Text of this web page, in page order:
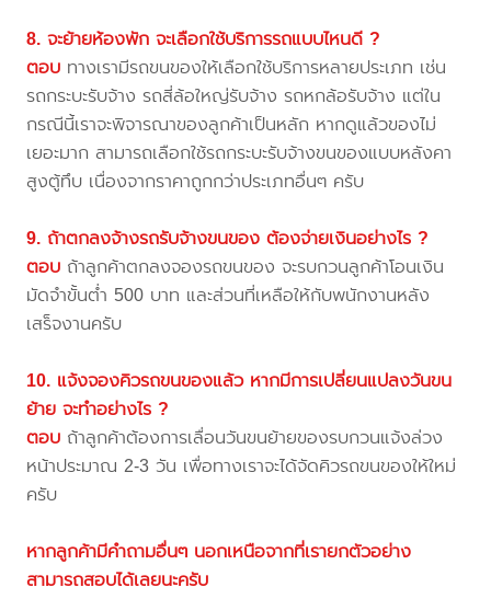
8. จะย้ายห้องพัก จะเลือกใช้บริการรถแบบไหนดี ?
ตอบ ทางเรามีรถขนของให้เลือกใช้บริการหลายประเภท เช่น
รถกระบะรับจ้าง รถสี่ล้อใหญ่รับจ้าง รถหกล้อรับจ้าง แต่ใน
กรณีนี้เราจะพิจารณาของลูกค้าเป็นหลัก หากดูแล้วของไม่
เยอะมาก สามารถเลือกใช้รถกระบะรับจ้างขนของแบบหลังคา
สูงตู้ทึบ เนื่องจากราคาถูกกว่าประเภทอื่นๆ ครับ
9. ถ้าตกลงจ้างรถรับจ้างขนของ ต้องจ่ายเงินอย่างไร ?
ตอบ ถ้าลูกค้าตกลงจองรถขนของ จะรบกวนลูกค้าโอนเงิน
มัดจำขั้นต่ำ 500 บาท และส่วนที่เหลือให้กับพนักงานหลัง
เสร็จงานครับ
10. แจ้งจองคิวรถขนของแล้ว หากมีการเปลี่ยนแปลงวันขน
ย้าย จะทำอย่างไร ?
ตอบ ถ้าลูกค้าต้องการเลื่อนวันขนย้ายของรบกวนแจ้งล่วง
หน้าประมาณ 2-3 วัน เพื่อทางเราจะได้จัดคิวรถขนของให้ใหม่
ครับ
หากลูกค้ามีคำถามอื่นๆ นอกเหนือจากที่เรายกตัวอย่าง
สามารถสอบได้เลยนะครับ